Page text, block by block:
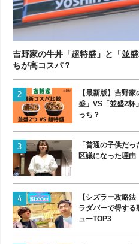
吉野家の牛丼「超特盛」と「並
ちが高コスパ？
【最新版】吉野
盛」VS「並盛2杯
っち？
「普通の子供だ
区議になった理由
【シズラー攻略
ラダバーで得する
ューTOP3